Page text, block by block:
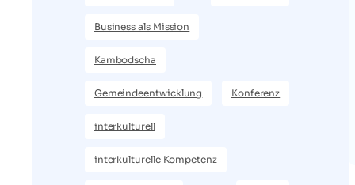
Business als Mission
Kambodscha
Gemeindeentwicklung Konferenz
interkulturell
interkulturelle Kompetenz